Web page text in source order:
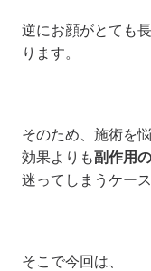
逆にお顔がとても
ります。
そのため、施術を
効果よりも副作用
迷ってしまうケー
そこで今回は、